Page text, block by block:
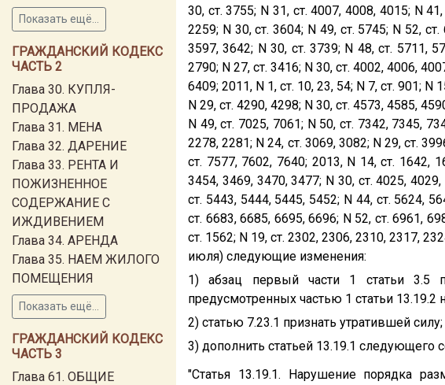
Показать ещё...
ГРАЖДАНСКИЙ КОДЕКС
ЧАСТЬ 2
Глава 30. КУПЛЯ-
ПРОДАЖА
Глава 31. МЕНА
Глава 32. ДАРЕНИЕ
Глава 33. РЕНТА И
ПОЖИЗНЕННОЕ
СОДЕРЖАНИЕ С
ИЖДИВЕНИЕМ
Глава 34. АРЕНДА
Глава 35. НАЕМ ЖИЛОГО
ПОМЕЩЕНИЯ
Показать ещё...
ГРАЖДАНСКИЙ КОДЕКС
ЧАСТЬ 3
Глава 61. ОБЩИЕ
30, ст. 3755; N 31, ст. 4007, 4008, 4015; N
2259; N 30, ст. 3604; N 49, ст. 5745; N 52,
3597, 3642; N 30, ст. 3739; N 48, ст. 5711,
2790; N 27, ст. 3416; N 30, ст. 4002, 4006,
6409; 2011, N 1, ст. 10, 23, 54; N 7, ст. 901; N
N 29, ст. 4290, 4298; N 30, ст. 4573, 4585,
N 49, ст. 7025, 7061; N 50, ст. 7342, 7345,
2278, 2281; N 24, ст. 3069, 3082; N 29, ст.
ст. 7577, 7602, 7640; 2013, N 14, ст. 1642,
3454, 3469, 3470, 3477; N 30, ст. 4025,
ст. 5443, 5444, 5445, 5452; N 44, ст. 5624,
ст. 6683, 6685, 6695, 6696; N 52, ст. 6961,
ст. 1562; N 19, ст. 2302, 2306, 2310, 2317,
июля) следующие изменения:
1) абзац первый части 1 статьи 3.5
предусмотренных частью 1 статьи 13.19.2
2) статью 7.23.1 признать утратившей силу;
3) дополнить статьей 13.19.1 следующего
"Статья 13.19.1. Нарушение порядка